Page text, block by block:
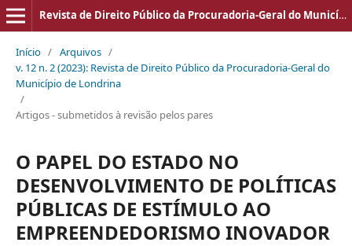
Revista de Direito Público da Procuradoria-Geral do Município de Londrina
Início / Arquivos /
v. 12 n. 2 (2023): Revista de Direito Público da Procuradoria-Geral do
Município de Londrina
/
Artigos - submetidos à revisão pelos pares
O PAPEL DO ESTADO NO
DESENVOLVIMENTO DE POLÍTICAS
PÚBLICAS DE ESTÍMULO AO
EMPREENDEDORISMO INOVADOR